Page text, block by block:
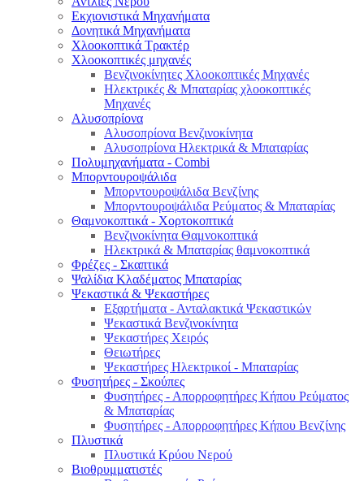
Εκχιονιστικά Μηχανήματα
Δονητικά Μηχανήματα
Χλοοκοπτικά Τρακτέρ
Χλοοκοπτικές μηχανές
Βενζινοκίνητες Χλοοκοπτικές Μηχανές
Ηλεκτρικές & Μπαταρίας χλοοκοπτικές
Μηχανές
Αλυσοπρίονα
Αλυσοπρίονα Βενζινοκίνητα
Αλυσοπρίονα Ηλεκτρικά & Μπαταρίας
Πολυμηχανήματα - Combi
Μπορντουροψάλιδα
Μπορντουροψάλιδα Βενζίνης
Μπορντουροψάλιδα Ρεύματος & Μπαταρίας
Θαμνοκοπτικά - Χορτοκοπτικά
Βενζινοκίνητα Θαμνοκοπτικά
Ηλεκτρικά & Μπαταρίας θαμνοκοπτικά
Φρέζες - Σκαπτικά
Ψαλίδια Κλαδέματος Μπαταρίας
Ψεκαστικά & Ψεκαστήρες
Εξαρτήματα - Ανταλακτικά Ψεκαστικών
Ψεκαστικά Βενζινοκίνητα
Ψεκαστήρες Χειρός
Θειωτήρες
Ψεκαστήρες Ηλεκτρικοί - Μπαταρίας
Φυσητήρες - Σκούπες
Φυσητήρες - Απορροφητήρες Κήπου Ρεύματος
& Μπαταρίας
Φυσητήρες - Απορροφητήρες Κήπου Βενζίνης
Πλυστικά
Πλυστικά Κρύου Νερού
Βιοθρυμματιστές